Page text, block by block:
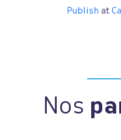
Publish at
Nos